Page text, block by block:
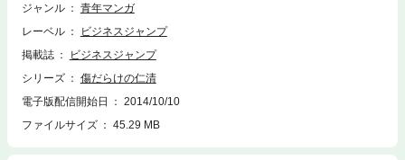
ジャンル
青年マンガ
レーベル
ビジネスジャンプ
掲載誌
ビジネスジャンプ
シリーズ
傷だらけの仁清
電子版配信開始日
2014/10/10
ファイルサイズ
45.29 MB